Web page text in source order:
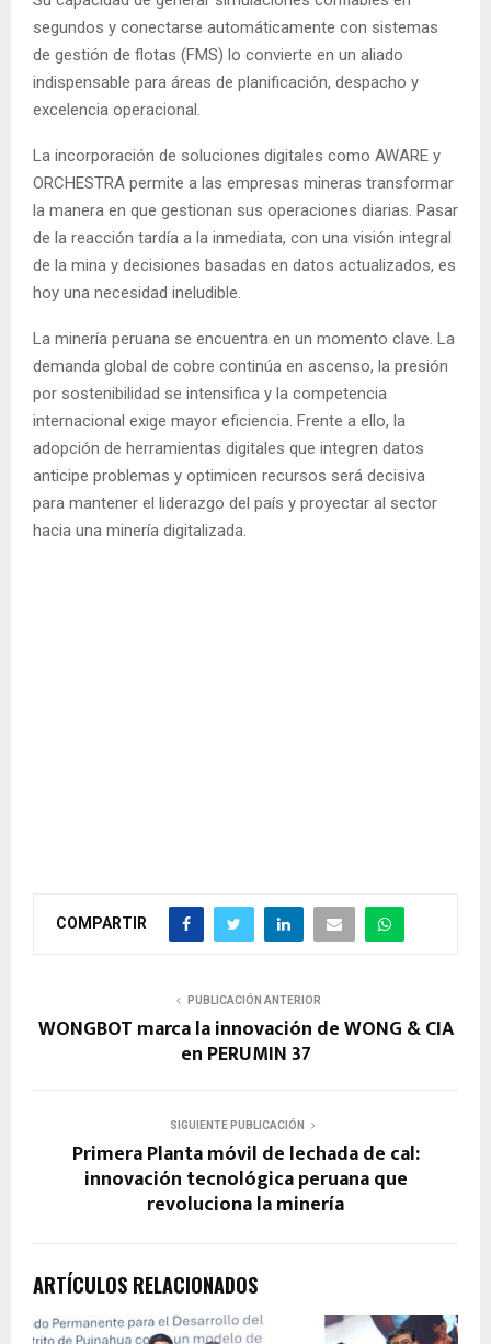
segundos y conectarse automáticamente con sistemas
de gestión de flotas (FMS) lo convierte en un aliado
indispensable para áreas de planificación, despacho y
excelencia operacional.
La incorporación de soluciones digitales como AWARE y
ORCHESTRA permite a las empresas mineras transformar
la manera en que gestionan sus operaciones diarias. Pasar
de la reacción tardía a la inmediata, con una visión integral
de la mina y decisiones basadas en datos actualizados, es
hoy una necesidad ineludible.
La minería peruana se encuentra en un momento clave. La
demanda global de cobre continúa en ascenso, la presión
por sostenibilidad se intensifica y la competencia
internacional exige mayor eficiencia. Frente a ello, la
adopción de herramientas digitales que integren datos
anticipe problemas y optimicen recursos será decisiva
para mantener el liderazgo del país y proyectar al sector
hacia una minería digitalizada.
COMPARTIR
PUBLICACIÓN ANTERIOR
WONGBOT marca la innovación de WONG & CIA
en PERUMIN 37
SIGUIENTE PUBLICACIÓN
Primera Planta móvil de lechada de cal:
innovación tecnológica peruana que
revoluciona la minería
ARTÍCULOS RELACIONADOS